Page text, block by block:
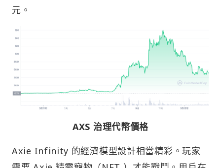
元。
AXS 治理代幣價格
Axie Infinity 的經濟模型設計相當精彩。玩家